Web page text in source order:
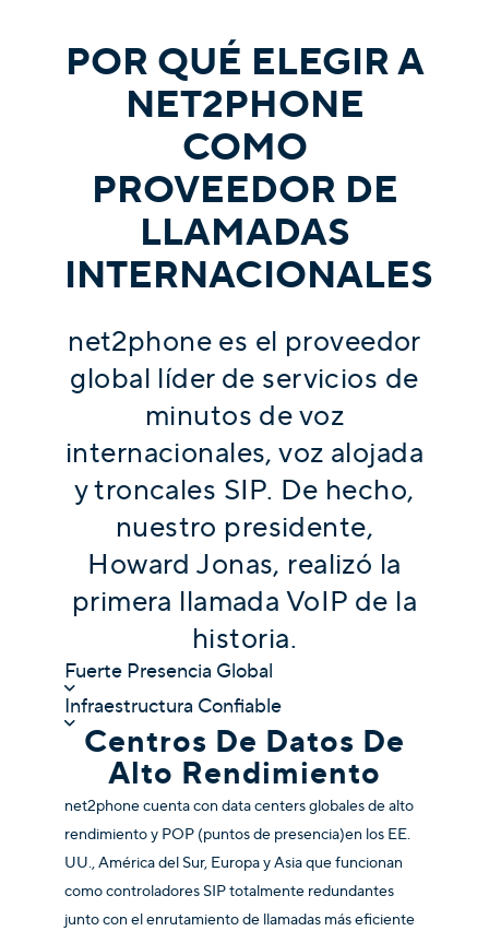
POR QUÉ ELEGIR A
NET2PHONE
COMO
PROVEEDOR DE
LLAMADAS
INTERNACIONALES
net2phone es el proveedor
global líder de servicios de
minutos de voz
internacionales, voz alojada
y troncales SIP. De hecho,
nuestro presidente,
Howard Jonas, realizó la
primera llamada VoIP de la
historia.
Fuerte Presencia Global
Infraestructura Confiable
Centros De Datos De
Alto Rendimiento
net2phone cuenta con data centers globales de alto
rendimientoy POP (puntos de presencia)en los EE.
UU., América del Sur, Europa y Asia que funcionan
como controladores SIP totalmente redundantes
junto con el enrutamiento de llamadas más eficiente